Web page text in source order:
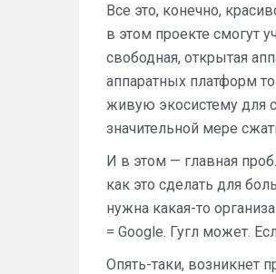
Все это, конечно,
в этом проекте смогут
свободная, открытая
аппаратных платформ
живую экосистему для
значительной мере
И в этом — главная
как это сделать для
нужна какая-то
= Google. Гугл может.
Опять-таки, возникнет